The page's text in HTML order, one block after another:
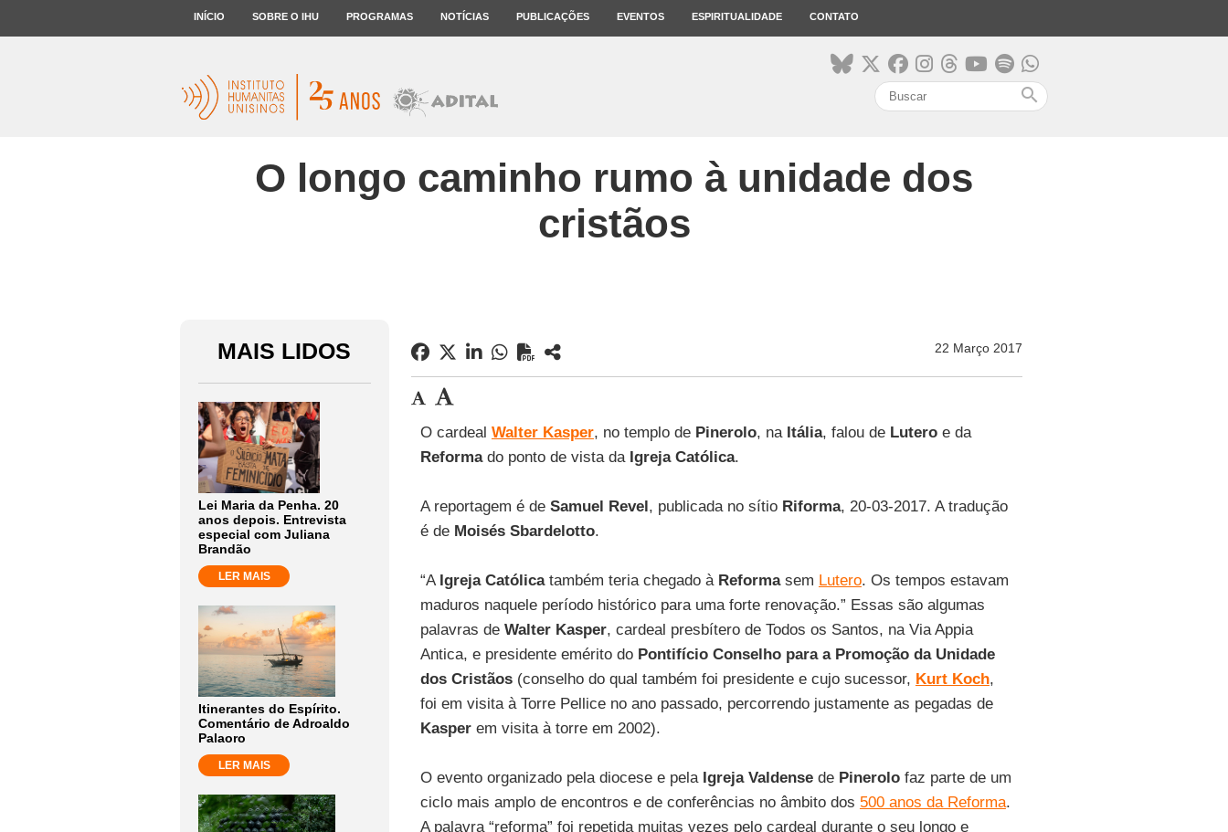
INÍCIO SOBRE O IHU PROGRAMAS NOTÍCIAS PUBLICAÇÕES EVENTOS ESPIRITUALIDADE CONTATO
search
O longo caminho rumo à unidade dos
cristãos
MAIS LIDOS
Lei Maria da Penha. 20
anos depois. Entrevista
especial com Juliana
Brandão
LER MAIS
Itinerantes do Espírito.
Comentário de Adroaldo
Palaoro
LER MAIS
22 Março 2017
O cardeal Walter Kasper, no templo de Pinerolo, na Itália, falou de Luteroe da
Reformado ponto de vista da Igreja Católica.
A reportagem é de Samuel Revel, publicada no sítio Riforma, 20-03-2017. A tradução
é de Moisés Sbardelotto.
“A Igreja Católicatambém teria chegado à Reformasem Lutero. Os tempos estavam
maduros naquele período histórico para uma forte renovação.” Essas são algumas
palavras de Walter Kasper, cardeal presbítero de Todos os Santos, na Via Appia
Antica, e presidente emérito do Pontifício Conselho para a Promoção da Unidade
dos Cristãos(conselho do qual também foi presidente e cujo sucessor, Kurt Koch,
foi em visita à Torre Pellice no ano passado, percorrendo justamente as pegadas de
Kasperem visita à torre em 2002).
O evento organizado pela diocese e pela Igreja Valdensede Pinerolofaz parte de um
ciclo mais amplo de encontros e de conferências no âmbito dos 500 anos da Reforma.
A palavra “reforma” foi repetida muitas vezes pelo cardeal durante o seu longo e